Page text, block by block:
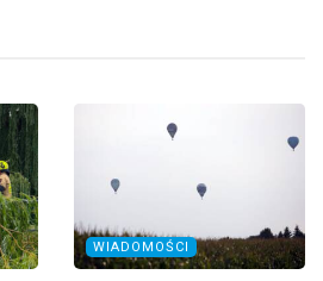
WIADOMOŚCI